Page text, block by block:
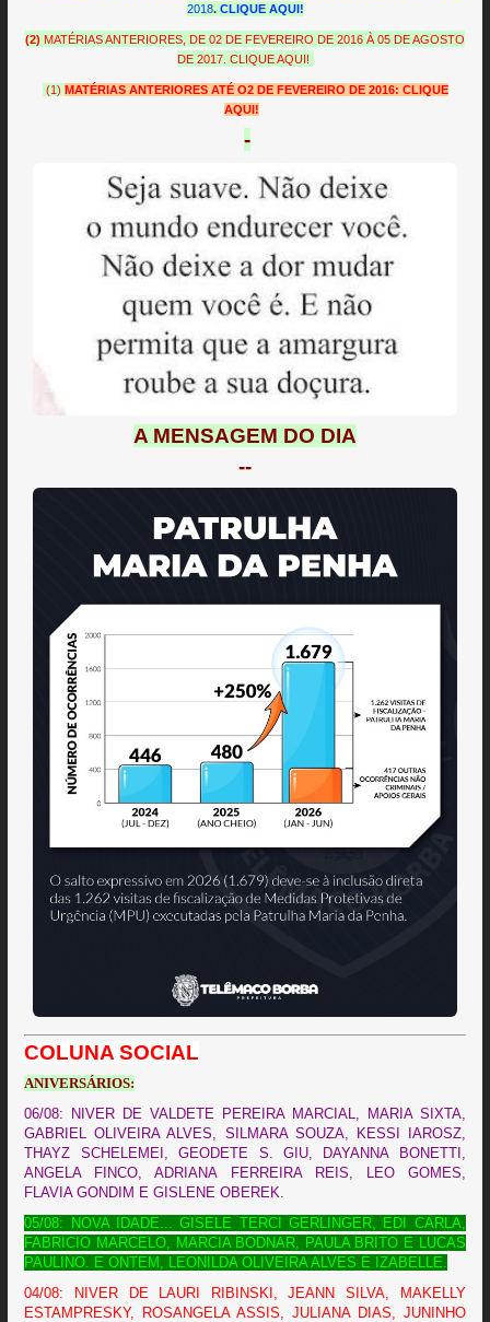
2018. CLIQUE AQUI!
(2) MATÉRIAS ANTERIORES, DE 02 DE FEVEREIRO DE 2016 À 05 DE AGOSTO
DE 2017. CLIQUE AQUI!
(1) MATÉRIAS ANTERIORES ATÉ O2 DE FEVEREIRO DE 2016: CLIQUE
AQUI!
-
A MENSAGEM DO DIA
--
COLUNA SOCIAL
ANIVERSÁRIOS:
06/08: NIVER DE VALDETE PEREIRA MARCIAL, MARIA SIXTA,
GABRIEL OLIVEIRA ALVES, SILMARA SOUZA, KESSI IAROSZ,
THAYZ SCHELEMEI, GEODETE S. GIU, DAYANNA BONETTI,
ANGELA FINCO, ADRIANA FERREIRA REIS, LEO GOMES,
FLAVIA GONDIM E GISLENE OBEREK.
05/08: NOVA IDADE... GISELE TERCI GERLINGER, EDI CARLA,
FABRICIO MARCELO, MARCIA BODNAR, PAULA BRITO E LUCAS
PAULINO. E ONTEM, LEONILDA OLIVEIRA ALVES E IZABELLE.
04/08: NIVER DE LAURI RIBINSKI, JEANN SILVA, MAKELLY
ESTAMPRESKY, ROSANGELA ASSIS, JULIANA DIAS, JUNINHO